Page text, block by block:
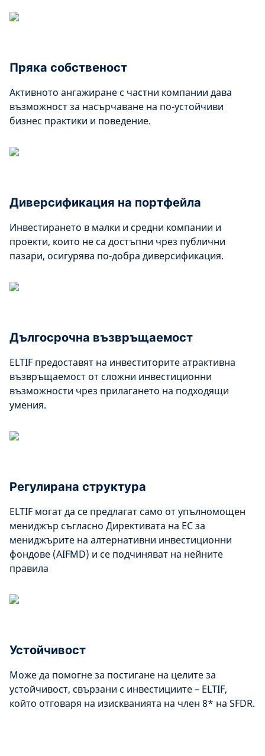
Пряка собственост
Активното ангажиране с частни компании дава
възможност за насърчаване на по-устойчиви
бизнес практики и поведение.
Диверсификация на портфейла
Инвестирането в малки и средни компании и
проекти, които не са достъпни чрез публични
пазари, осигурява по-добра диверсификация.
Дългосрочна възвръщаемост
ELTIF предоставят на инвеститорите атрактивна
възвръщаемост от сложни инвестиционни
възможности чрез прилагането на подходящи
умения.
Регулирана структура
ELTIF могат да се предлагат само от упълномощен
мениджър съгласно Директивата на ЕС за
мениджърите на алтернативни инвестиционни
фондове (AIFMD) и се подчиняват на нейните
правила
Устойчивост
Може да помогне за постигане на целите за
устойчивост, свързани с инвестициите – ELTIF,
който отговаря на изискванията на член 8* на SFDR.